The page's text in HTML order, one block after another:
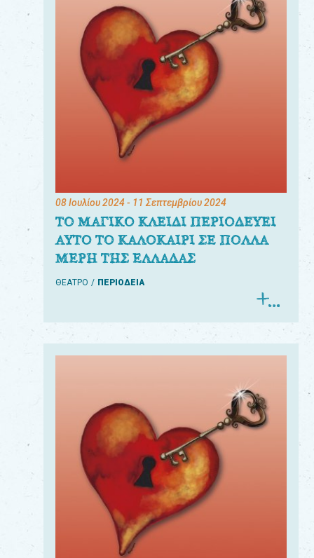
08 Ιουλίου 2024- 11 Σεπτεμβρίου 2024
ΤΟ ΜΑΓΙΚΟ ΚΛΕΙΔΙ ΠΕΡΙΟΔΕΥΕΙ
ΑΥΤΟ ΤΟ ΚΑΛΟΚΑΙΡΙ ΣΕ ΠΟΛΛΑ
ΜΕΡΗ ΤΗΣ ΕΛΛΑΔΑΣ
ΘΕΑΤΡΟ ΠΕΡΙΟΔΕΙΑ